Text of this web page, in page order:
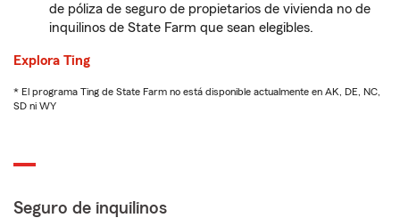
de póliza de seguro de propietarios de vivienda no de
inquilinos de State Farm que sean elegibles.
Explora Ting
* El programa Ting de State Farm no está disponible actualmente en AK, DE, NC,
SD ni WY
Seguro de inquilinos